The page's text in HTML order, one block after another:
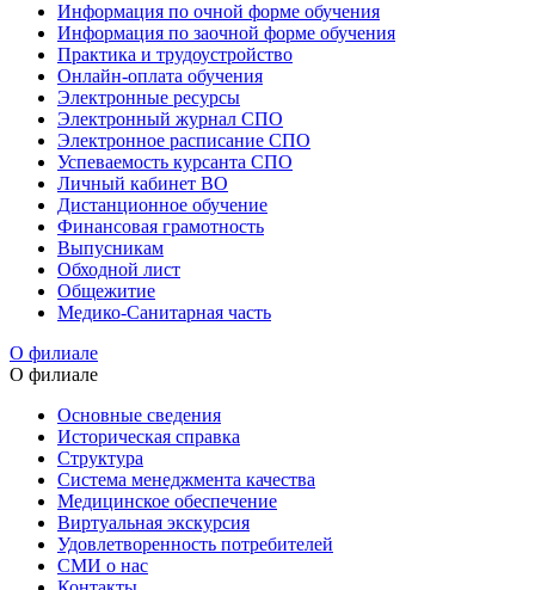
Информация по очной форме обучения
Информация по заочной форме обучения
Практика и трудоустройство
Онлайн-оплата обучения
Электронные ресурсы
Электронный журнал СПО
Электронное расписание СПО
Успеваемость курсанта СПО
Личный кабинет ВО
Дистанционное обучение
Финансовая грамотность
Выпусникам
Обходной лист
Общежитие
Медико-Санитарная часть
О филиале
О филиале
Основные сведения
Историческая справка
Структура
Система менеджмента качества
Медицинское обеспечение
Виртуальная экскурсия
Удовлетворенность потребителей
СМИ о нас